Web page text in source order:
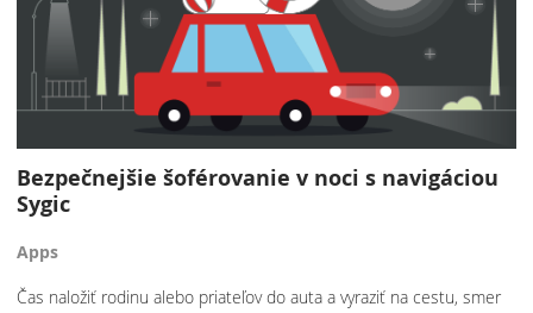
Bezpečnejšie šoférovanie v noci s navigáciou
Sygic
Apps
Čas naložiť rodinu alebo priateľov do auta a vyraziť na cestu, smer